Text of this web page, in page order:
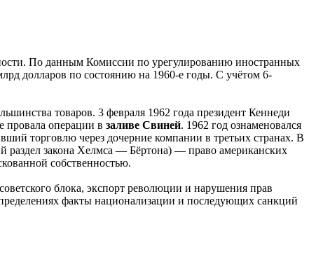
По данным Комиссии по урегулированию иностранных
долларов по состоянию на 1960-е годы. С учётом 6-
товаров. 3 февраля 1962 года президент Кеннеди
провала операции в заливе Свиней. 1962 год ознаменовался
торговлю через дочерние компании в третьих странах. В
раздел закона Хелмса — Бёртона) — право американских
собственностью.
блока, экспорт революции и нарушения прав
факты национализации и последующих санкций